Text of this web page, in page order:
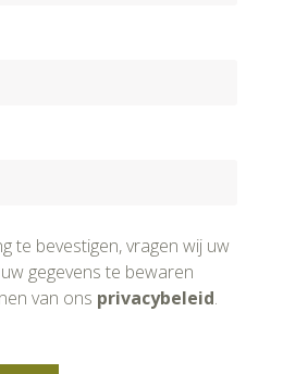
te bevestigen, vragen wij uw
gegevens te bewaren
van ons privacybeleid.